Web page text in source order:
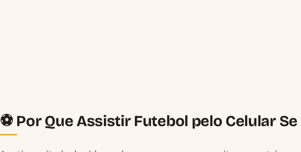
⚽ Por Que Assistir Futebol pelo Celular